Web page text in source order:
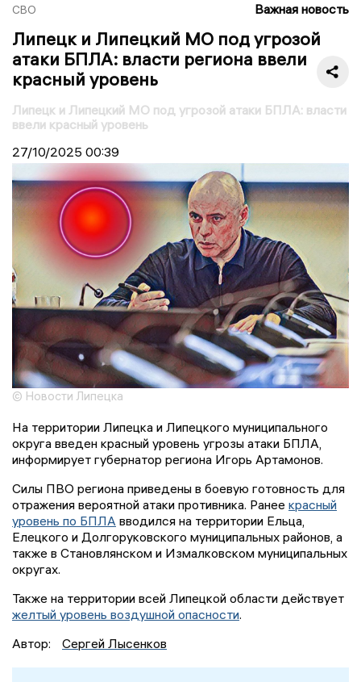
СВО Важная новость
Липецк и Липецкий МО под угрозой
атаки БПЛА: власти региона ввели
красный уровень
Липецк и Липецкий МО под угрозой атаки БПЛА: власти
ввели красный уровень
27/10/2025 00:39
© Новости Липецка
На территории Липецка и Липецкого муниципального
округа введен красный уровень угрозы атаки БПЛА,
информирует губернатор региона Игорь Артамонов.
Силы ПВО региона приведены в боевую готовность для
отражения вероятной атаки противника. Ранее красный
уровень по БПЛА вводился на территории Ельца,
Елецкого и Долгоруковского муниципальных районов, а
также в Становлянском и Измалковском муниципальных
округах.
Также на территории всей Липецкой области действует
желтый уровень воздушной опасности.
Автор:
Сергей Лысенков